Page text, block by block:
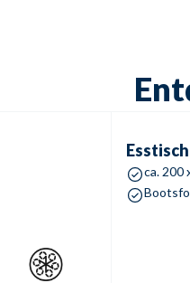
Esstisch
ca. 200